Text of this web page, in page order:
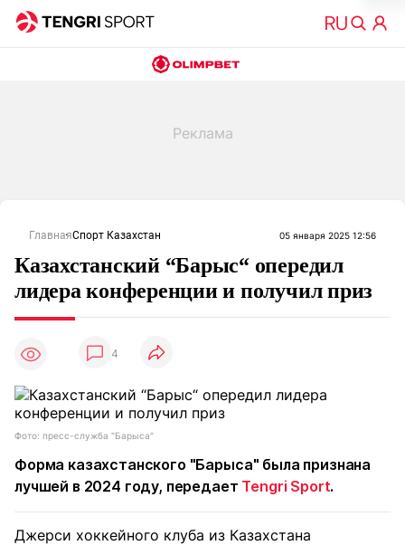
ГлавнаяСпорт Казахстан 05 января 2025 12:56
Казахстанский “Барыс“ опередил
лидера конференции и получил приз
4
Фото: пресс-служба "Барыса"
Форма казахстанского "Барыса" была признана
лучшей в 2024 году, передает Tengri Sport.
Джерси хоккейного клуба из Казахстана